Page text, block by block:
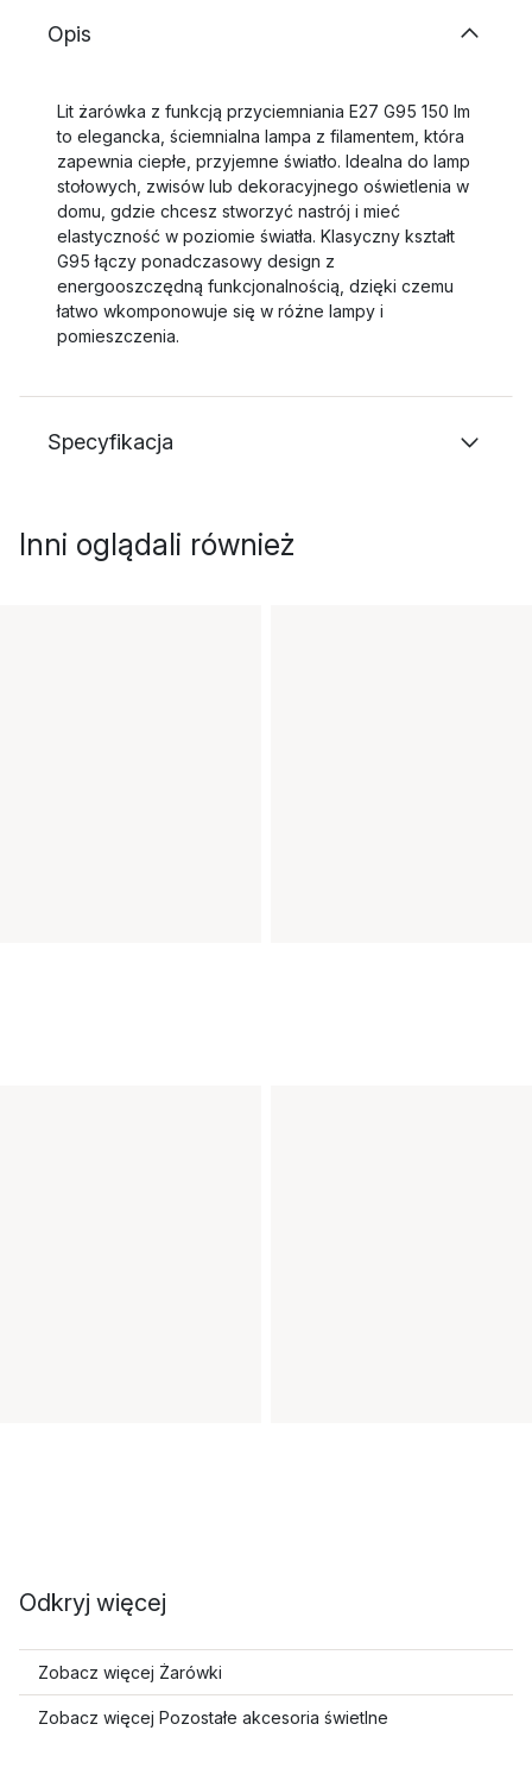
Opis
Lit żarówka z funkcją przyciemniania E27 G95 150 lm
to elegancka, ściemnialna lampa z filamentem, która
zapewnia ciepłe, przyjemne światło. Idealna do lamp
stołowych, zwisów lub dekoracyjnego oświetlenia w
domu, gdzie chcesz stworzyć nastrój i mieć
elastyczność w poziomie światła. Klasyczny kształt
G95 łączy ponadczasowy design z
energooszczędną funkcjonalnością, dzięki czemu
łatwo wkomponowuje się w różne lampy i
pomieszczenia.
Specyfikacja
Inni oglądali również
Odkryj więcej
Zobacz więcej Żarówki
Zobacz więcej Pozostałe akcesoria świetlne